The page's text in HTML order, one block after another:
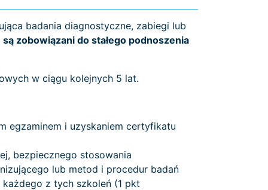
badania diagnostyczne, zabiegi lub
są zobowiązani do stałego podnoszenia
w ciągu kolejnych 5 lat.
egzaminem i uzyskaniem certyfikatu
bezpiecznego stosowania
lub metod i procedur badań
z tych szkoleń (1 pkt